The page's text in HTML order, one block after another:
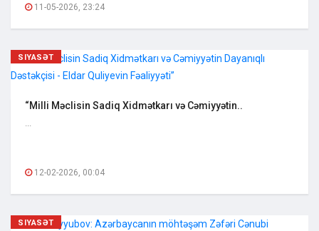
11-05-2026, 23:24
SIYASƏT
“Milli Məclisin Sadiq Xidmətkarı və Cəmiyyətin..
...
12-02-2026, 00:04
SIYASƏT